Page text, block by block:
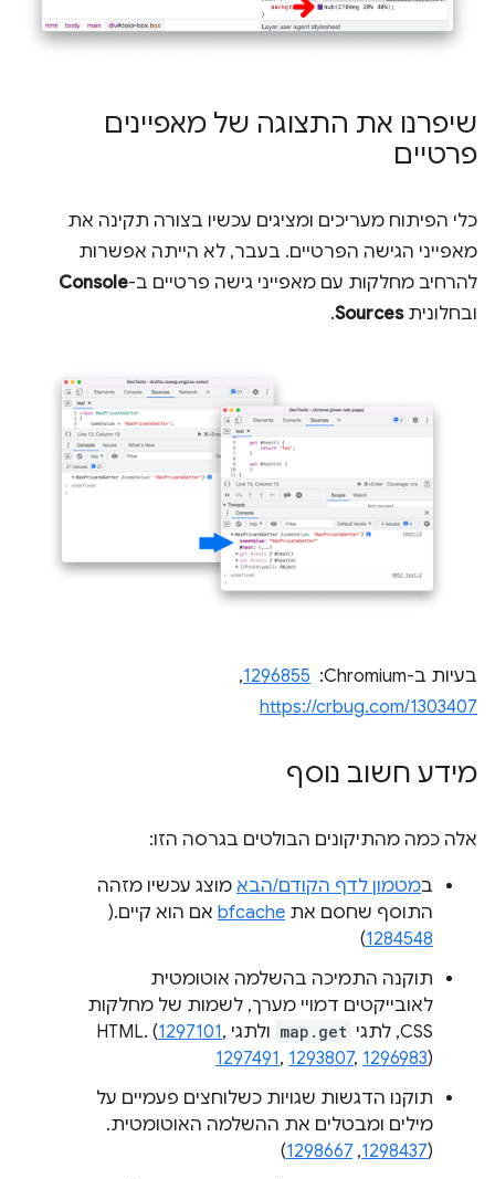
שיפרנו את התצוגה של מאפיינים
פרטיים
כלי הפיתוח מעריכים ומציגים עכשיו בצורה תקינה את
מאפייני הגישה הפרטיים. בעבר, לא הייתה אפשרות
להרחיב מחלקות עם מאפייני גישה פרטיים ב-Console
ובחלוניתSources
.
בעיות ב-Chromium: ‏ 1296855
,
https://crbug.com/1303407
מידע חשוב נוסף
אלה כמה מהתיקונים הבולטים בגרסה הזו:
במטמון לדף הקודם/הבא מוצג עכשיו מזהה
התוסף שחסם את bfcache אם הוא קיים.(
1284548
)
תוקנה התמיכה בהשלמה אוטומטית
לאובייקטים דמויי מערך, לשמות של מחלקות
CSS, לתגי
map.get ולתגי HTML. ( 1297101,
1297491, 1293807, 1296983)
תוקנו הדגשות שגויות כשלוחצים פעמיים על
מילים ומבטלים את ההשלמה האוטומטית.
(
1298437
,
1298667
)